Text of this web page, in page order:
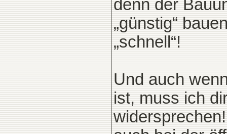
denn der
„günstig“
„schnell“!
Und auch
ist, muss ich